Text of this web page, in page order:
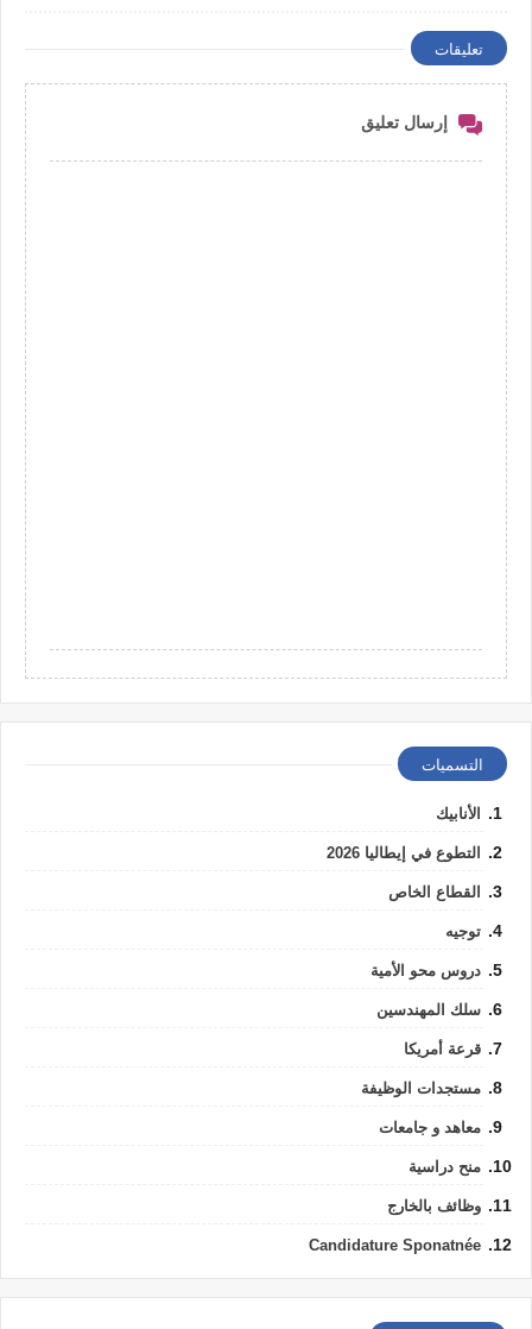
تعليقات
إرسال تعليق
التسميات
الأنابيك
التطوع في إيطاليا 2026
القطاع الخاص
توجيه
دروس محو الأمية
سلك المهندسين
قرعة أمريكا
مستجدات الوظيفة
معاهد و جامعات
منح دراسية
وظائف بالخارج
Candidature Sponatnée